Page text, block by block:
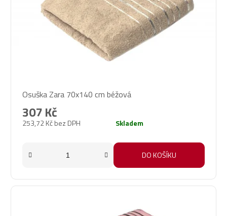
Osuška Zara 70x140 cm béžová
253,72 Kč bez DPH
307 Kč
Skladem
DO KOŠÍKU